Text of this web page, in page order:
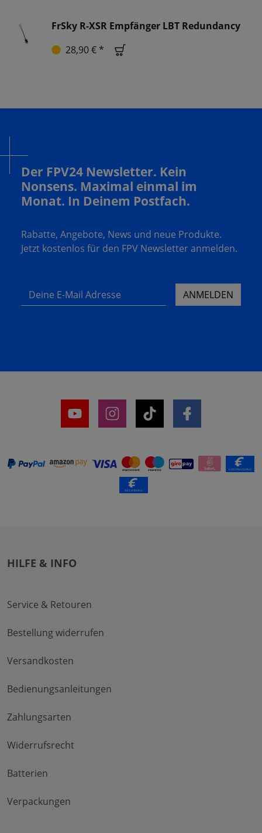
FrSky R-XSR Empfänger LBT Redundancy
28,90 € *
Der FPV24 Newsletter. Kein
Nonsens. Maximal einmal im
Monat. In Deinem Postfach.
Rabatte, Angebote, News und neue Produkte.
Jetzt kostenlos für den FPV Newsletter anmelden.
Deine E-Mail Adresse ANMELDEN
HILFE & INFO
Service & Retouren
Bestellung widerrufen
Versandkosten
Bedienungsanleitungen
Zahlungsarten
Widerrufsrecht
Batterien
Verpackungen